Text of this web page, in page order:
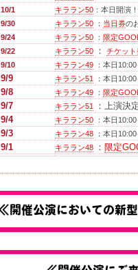
10/1 キララン50：本日開演
9/30
キララン50 ： 当日券の
9/24
キララン50 ： 限定
9/22
キララン50 ：
チケッ
9/10
キララン49 ： 本日10:00
9/9 キララン51 ： 本日10:00
9/8 キララン49 ： 限定
9/7 キララン51
：上演決
9/4
キララン50 ： 本日10:00
9/3 キララン48 ： 本日10:00
9/1 キララン48 ： 限定